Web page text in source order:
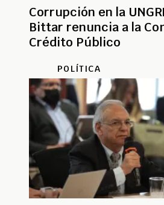
Corrupción en la
Bittar renuncia a la
Crédito Público
POLÍTICA